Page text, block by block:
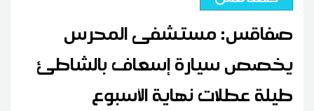
صفاقس: مستشفى المحرس
يخصص سيارة إسعاف بالشاطئ
طيلة عطلات نهاية الأسبوع